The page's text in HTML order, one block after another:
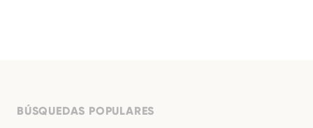
BÚSQUEDAS POPULARES